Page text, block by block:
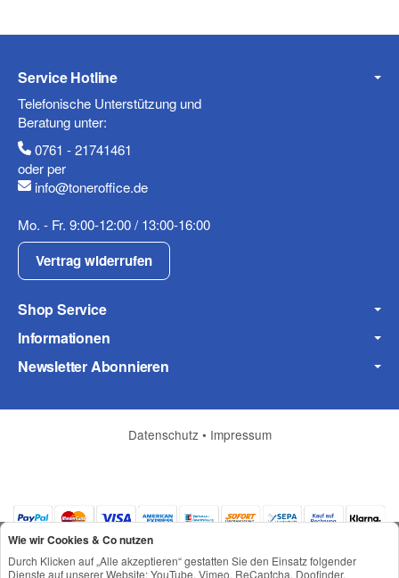
Mobiltelefon
Frage zum Artikel
Ihre Frage
Service Hotline
Telefonische Unterstützung und
Beratung unter:
0761 - 21741461
oder per
info@toneroffice.de
Mo. - Fr. 9:00-12:00 / 13:00-16:00
Vertrag widerrufen
Shop Service
Informationen
Newsletter Abonnieren
Datenschutz • Impressum
Wie wir Cookies & Co nutzen
Durch Klicken auf „Alle akzeptieren“ gestatten Sie den Einsatz folgender
Dienste auf unserer Website: YouTube, Vimeo, ReCaptcha, Doofinder,